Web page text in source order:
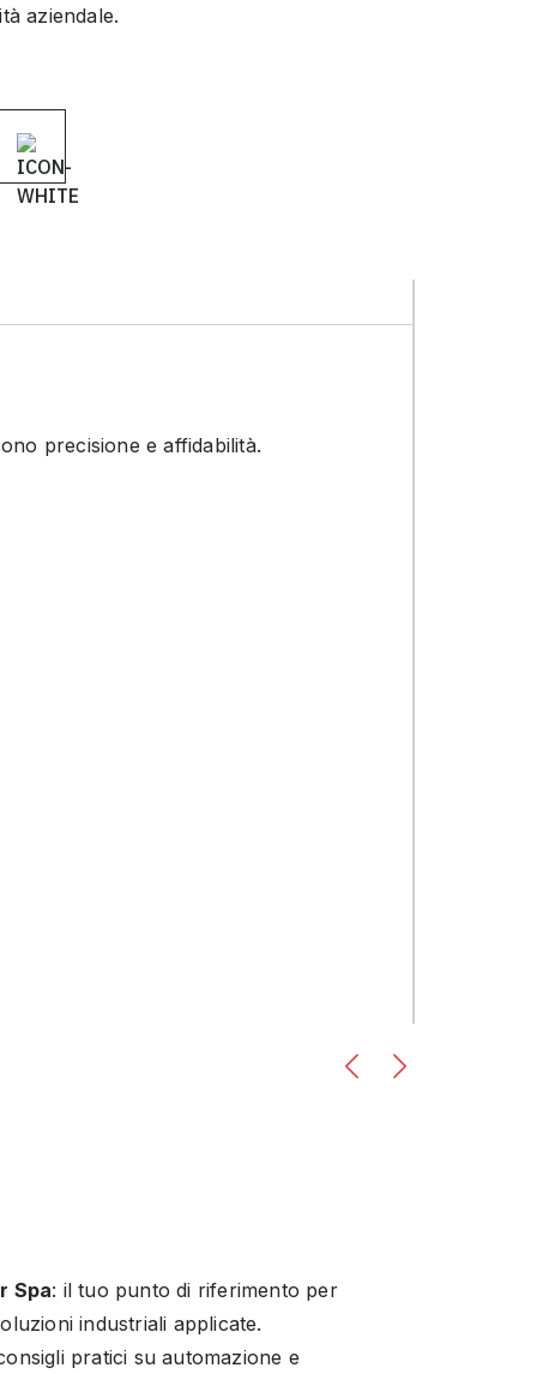
aziendale.
precisione e affidabilità.
Spa: il tuo punto di riferimento per
industriali applicate.
pratici su automazione e